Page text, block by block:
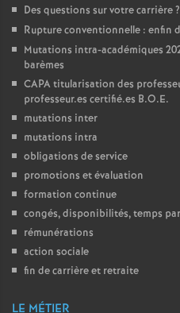
Des questions sur votre carrière
Rupture conventionnelle : enfin
Mutations intra-académiques
barèmes
CAPAtitularisation des
professeur.es certifié.es B.O.E.
mutations inter
mutations intra
obligations de service
promotions et évaluation
formation continue
congés, disponibilités, temps
rémunérations
action sociale
fin de carrière et retraite
LE MÉTIER